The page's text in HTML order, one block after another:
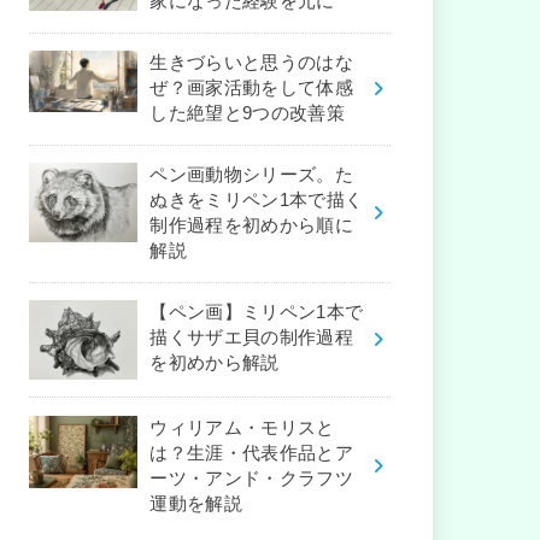
生きづらいと思うのはな
ぜ？画家活動をして体感
した絶望と9つの改善策
ペン画動物シリーズ。た
ぬきをミリペン1本で描く
制作過程を初めから順に
解説
【ペン画】ミリペン1本で
描くサザエ貝の制作過程
を初めから解説
ウィリアム・モリスと
は？生涯・代表作品とア
ーツ・アンド・クラフツ
運動を解説